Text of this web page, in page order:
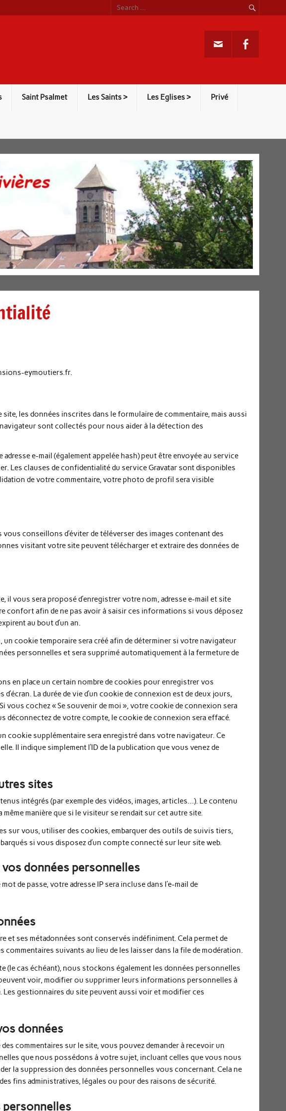
Saint Psalmet Les Saints > Les Eglises > Privé
eymoutiers.fr.
les données inscrites dans le formulaire de commentaire, mais aussi
sont collectés pour nous aider à la détection des
e-mail (également appelée hash) peut être envoyée au service
Les clauses de confidentialité du service Gravatar sont disponibles
de votre commentaire, votre photo de profil sera visible
conseillons d’éviter de téléverser des images contenant des
visitant votre site peuvent télécharger et extraire des données de
il vous sera proposé d’enregistrer votre nom, adresse e-mail et site
confort afin de ne pas avoir à saisir ces informations si vous déposez
au bout d’un an.
un cookie temporaire sera créé afin de déterminer si votre navigateur
personnelles et sera supprimé automatiquement à la fermeture de
en place un certain nombre de cookies pour enregistrer vos
La durée de vie d’un cookie de connexion est de deux jours,
Si vous cochez « Se souvenir de moi », votre cookie de connexion sera
déconnectez de votre compte, le cookie de connexion sera effacé.
cookie supplémentaire sera enregistré dans votre navigateur. Ce
Il indique simplement l’ID de la publication que vous venez de
sites
intégrés (par exemple des vidéos, images, articles…). Le contenu
manière que si le visiteur se rendait sur cet autre site.
sur vous, utiliser des cookies, embarquer des outils de suivis tiers,
si vous disposez d’un compte connecté sur leur site web.
données personnelles
de passe, votre adresse IP sera incluse dans l’e-mail de
et ses métadonnées sont conservés indéfiniment. Cela permet de
suivants au lieu de les laisser dans la file de modération.
(le cas échéant), nous stockons également les données personnelles
voir, modifier ou supprimer leurs informations personnelles à
gestionnaires du site peuvent aussi voir et modifier ces
données
commentaires sur le site, vous pouvez demander à recevoir un
que nous possédons à votre sujet, incluant celles que vous nous
la suppression des données personnelles vous concernant. Cela ne
fins administratives, légales ou pour des raisons de sécurité.
personnelles